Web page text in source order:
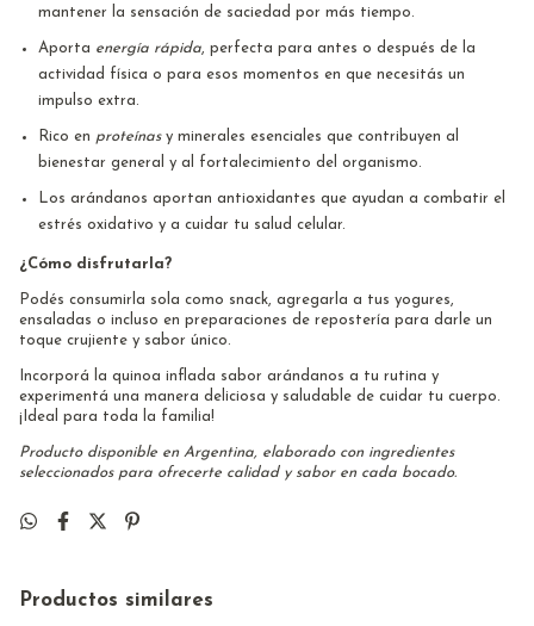
mantener la sensación de saciedad por más tiempo.
Aporta energía rápida, perfecta para antes o después de la
actividad física o para esos momentos en que necesitás un
impulso extra.
Rico en proteínasy minerales esenciales que contribuyen al
bienestar general y al fortalecimiento del organismo.
Los arándanos aportan antioxidantes que ayudan a combatir el
estrés oxidativo y a cuidar tu salud celular.
¿Cómo disfrutarla?
Podés consumirla sola como snack, agregarla a tus yogures,
ensaladas o incluso en preparaciones de repostería para darle un
toque crujiente y sabor único.
Incorporá la quinoa inflada sabor arándanos a tu rutina y
experimentá una manera deliciosa y saludable de cuidar tu cuerpo.
¡Ideal para toda la familia!
Producto disponible en Argentina, elaborado con ingredientes
seleccionados para ofrecerte calidad y sabor en cada bocado.
Productos similares